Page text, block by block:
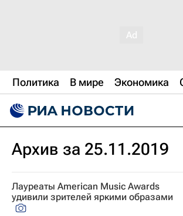
Политика В мире Экономика
Архив за 25.11.2019
Лауреаты American Music Awards
удивили зрителей яркими образами